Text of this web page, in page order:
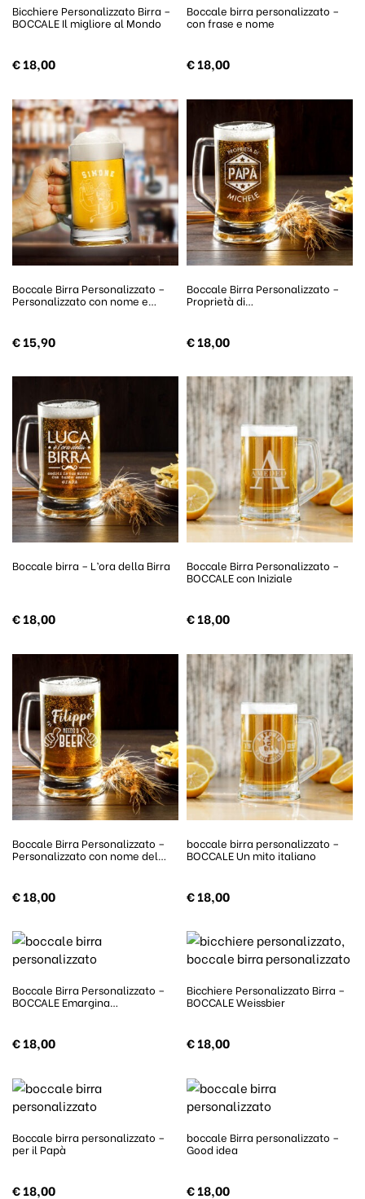
Bicchiere Personalizzato Birra –
BOCCALE Il migliore al Mondo
€18,00
Boccale birra personalizzato –
con frase e nome
€18,00
Boccale Birra Personalizzato –
Personalizzato con nome e…
€15,90
Boccale Birra Personalizzato –
Proprietà di…
€18,00
Boccale birra – L’ora della Birra
€18,00
Boccale Birra Personalizzato –
BOCCALE con Iniziale
€18,00
Boccale Birra Personalizzato –
Personalizzato con nome del…
€18,00
boccale birra personalizzato –
BOCCALE Un mito italiano
€18,00
Boccale Birra Personalizzato –
BOCCALE Emargina…
€18,00
Bicchiere Personalizzato Birra –
BOCCALE Weissbier
€18,00
Boccale birra personalizzato –
per il Papà
€18,00
boccale Birra personalizzato –
Good idea
€18,00